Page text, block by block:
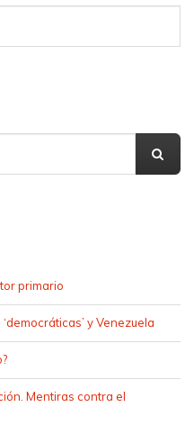
primario
y Venezuela
Mentiras contra el